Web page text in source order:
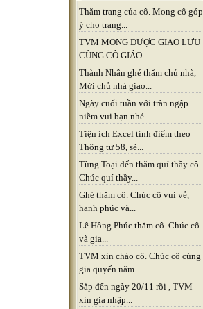
Thăm trang của cô. Mong cô góp
ý cho trang...
TVM MONG ĐƯỢC GIAO LƯU
CÙNG CÔ GIÁO. ...
Thành Nhân ghé thăm chủ nhà,
Mời chủ nhà giao...
Ngày cuối tuần với tràn ngập
niềm vui bạn nhé...
Tiện ích Excel tính điểm theo
Thông tư 58, sẽ...
Tùng Toại đến thăm quí thầy cô.
Chúc quí thầy...
Ghé thăm cô. Chúc cô vui vẻ,
hạnh phúc và...
Lê Hồng Phúc thăm cô. Chúc cô
và gia...
TVM xin chào cô. Chúc cô cùng
gia quyến năm...
Sắp đến ngày 20/11 rồi , TVM
xin gia nhập...